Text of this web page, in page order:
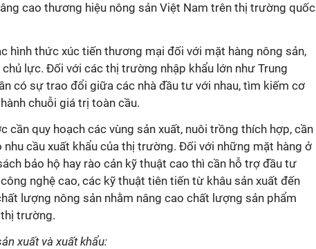
cao thương hiệu nông sản Việt Nam trên thị trường quốc
hình thức xúc tiến thương mại đối với mặt hàng nông sản,
lực. Đối với các thị trường nhập khẩu lớn như Trung
có sự trao đổi giữa các nhà đầu tư với nhau, tìm kiếm cơ
chuỗi giá trị toàn cầu.
cần quy hoạch các vùng sản xuất, nuôi trồng thích hợp, cần
cầu xuất khẩu của thị trường. Đối với những mặt hàng ở
bảo hộ hay rào cản kỹ thuật cao thì cần hỗ trợ đầu tư
nghệ cao, các kỹ thuật tiên tiến từ khâu sản xuất đến
lượng nông sản nhằm nâng cao chất lượng sản phẩm
trường.
xuất và xuất khẩu: